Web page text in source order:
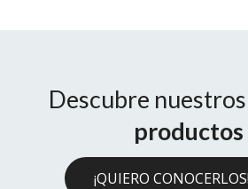
Descubre nuestros
productos
¡QUIERO CONOCERLOS!